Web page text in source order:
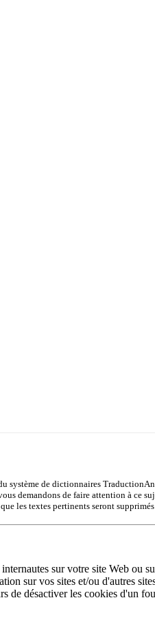
système de dictionnaires
demandons de faire attention à ce
les textes pertinents seront
sur votre site Web ou
sur vos sites et/ou d'autres
de désactiver les cookies d'un